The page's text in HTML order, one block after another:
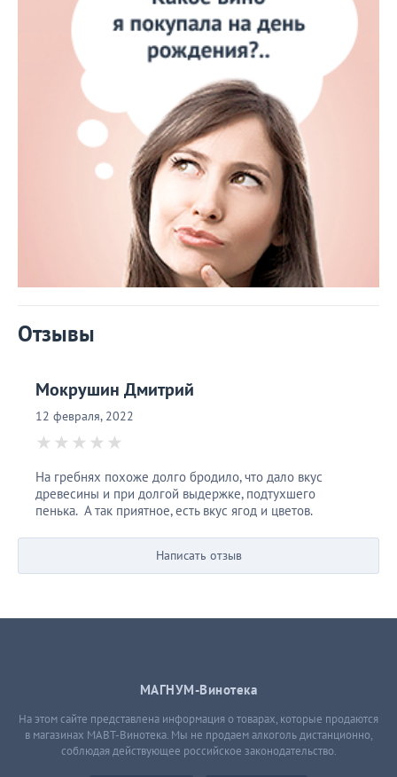
Отзывы
Мокрушин Дмитрий
12 февраля, 2022
На гребнях похоже долго бродило, что дало вкус
древесины и при долгой выдержке, подтухшего
пенька. А так приятное, есть вкус ягод и цветов.
Написать отзыв
МАГНУМ-Винотека
На этом сайте представлена информация о товарах, которые продаются
в магазинах МАВТ-Винотека. Мы не продаем алкоголь дистанционно,
соблюдая действующее российское законодательство.